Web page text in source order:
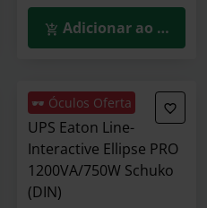
Adicionar ao
🕶️ Óculos Oferta
UPS Eaton Line-
Interactive Ellipse PRO
1200VA/750W Schuko
(DIN)